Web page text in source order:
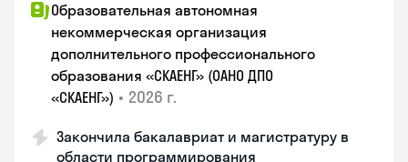
Образовательная автономная
некоммерческая организация
дополнительного профессионального
образования «СКАЕНГ» (ОАНО ДПО
«СКАЕНГ») • 2026 г.
Закончила бакалавриат и магистратуру в
области программирования